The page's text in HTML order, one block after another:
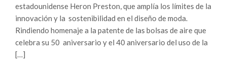
estadounidense Heron Preston, que amplía los límites de la
innovación y la sostenibilidad en el diseño de moda.
Rindiendo homenaje a la patente de las bolsas de aire que
celebra su 50 aniversario y el 40 aniversario del uso de la
[…]